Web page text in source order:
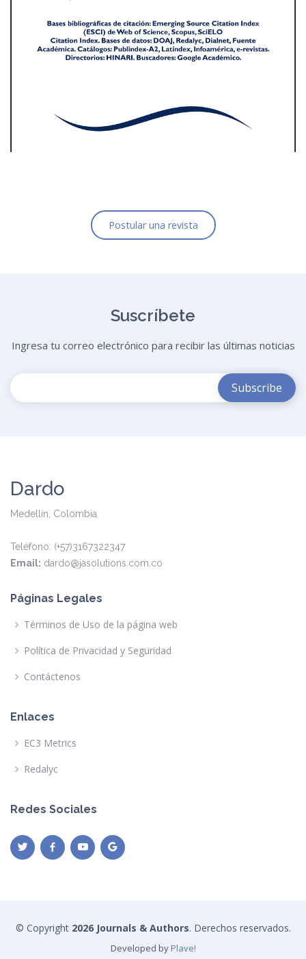
Postular una revista
Suscríbete
Ingresa tu correo electrónico para recibir las últimas noticias
Dardo
Medellín, Colombia
Teléfono: (+57)3167322347
Email: dardo@jasolutions.com.co
Páginas Legales
Términos de Uso de la página web
Política de Privacidad y Seguridad
Contáctenos
Enlaces
EC3 Metrics
Redalyc
Redes Sociales
© Copyright 2026 Journals & Authors. Derechos reservados.
Developed by Plave!